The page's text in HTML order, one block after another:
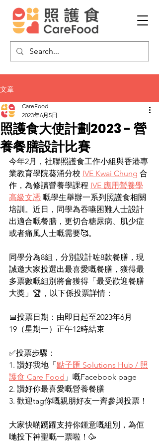
文章
照護食大使計劃2023 - 營
養餐膳設計比賽
CareFood
2023年6月5日
今年2月，社聯照護食工作小組與香港專
業教育學院葵涌分校 IVE Kwai Chung 合
作，為修讀營養學課程 IVE 應用營養學
高級文憑 嘅學生舉辦一系列照護食相關
培訓。近日，同學為吞嚥困難人士設計
出適合嘅餐膳，更切合糖尿病、肌少症
或者痛風人士嘅需要🥰。
同學分為8組，分別設計咗8款餐膳，現
誠邀大家投選出最喜愛嘅餐膳，獲得最
多票數嘅組別將會獲得「最受歡迎餐膳
大獎」🏆，以下係投票詳情：
📅投票日期：由即日起至2023年6月
19（星期一）正午12時結束
✅投票步驟：
1. 讚好我地「點子匯 Solutions Hub / 照
護食 Care Food 」嘅Facebook page
2. 讚好你最喜愛嘅營養餐膳
3. 歡迎tag你嘅親朋好友一齊參與投票！
大家快啲踴躍支持你鍾意嘅組別，為佢
哋投下神聖嘅一票啦！🥳